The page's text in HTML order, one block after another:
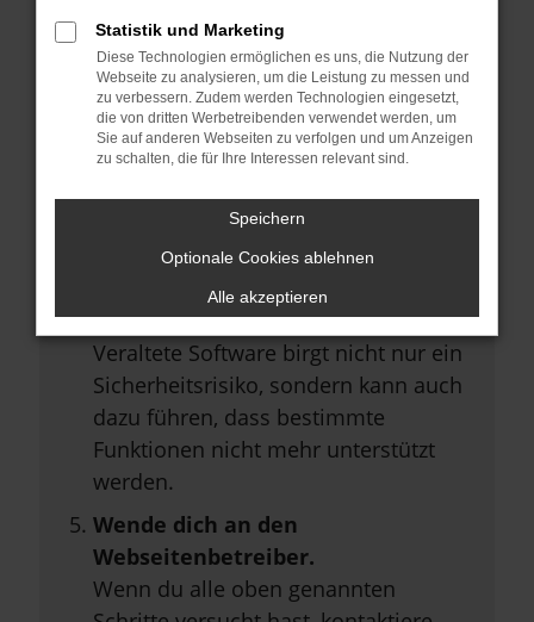
anderen Browser oder in einem
privaten Fenster?
Starte dein Gerät neu.
Das kann manchmal helfen,
Stelle sicher, dass dein Browser
und dein Betriebssystem auf dem
neuesten Stand sind.
Veraltete Software birgt nicht nur ein
Sicherheitsrisiko, sondern kann auch
dazu führen, dass bestimmte
Funktionen nicht mehr unterstützt
werden.
Wende dich an den
Webseitenbetreiber.
Wenn du alle oben genannten
Statistik und Marketing
Diese Technologien ermöglichen es uns, die Nutzung der
Webseite zu analysieren, um die Leistung zu messen und
zu verbessern. Zudem werden Technologien eingesetzt,
die von dritten Werbetreibenden verwendet werden, um
Sie auf anderen Webseiten zu verfolgen und um Anzeigen
zu schalten, die für Ihre Interessen relevant sind.
Speichern
Optionale Cookies ablehnen
Alle akzeptieren